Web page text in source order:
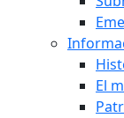
El